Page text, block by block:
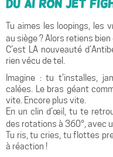
du AI RON Jet
Tu aimes les loopings, les
au siège ? Alors retiens bien
C’est LA nouveauté
rien vécu de tel.
Imagine : tu t’installes,
calées. Le bras géant
vite. Encore plus vite.
En un clin d’œil, tu te
des rotations à 360°, avec
Tu ris, tu cries, tu flottes
à réaction !